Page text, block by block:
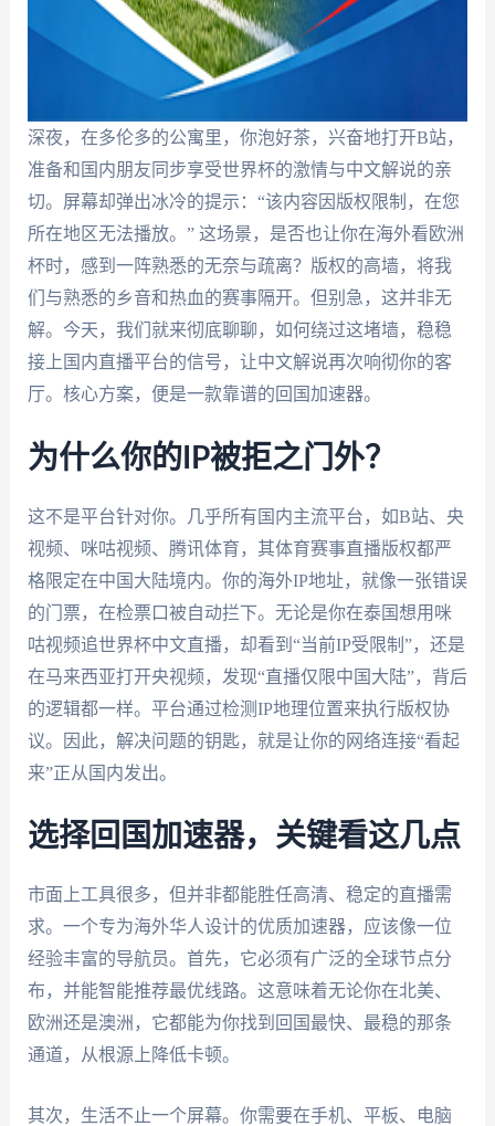
深夜，在多伦多的公寓里，你泡好茶，兴奋地打开B站，
准备和国内朋友同步享受世界杯的激情与中文解说的亲
切。屏幕却弹出冰冷的提示：“该内容因版权限制，在您
所在地区无法播放。” 这场景，是否也让你在海外看欧洲
杯时，感到一阵熟悉的无奈与疏离？版权的高墙，将我
们与熟悉的乡音和热血的赛事隔开。但别急，这并非无
解。今天，我们就来彻底聊聊，如何绕过这堵墙，稳稳
接上国内直播平台的信号，让中文解说再次响彻你的客
厅。核心方案，便是一款靠谱的回国加速器。
为什么你的IP被拒之门外？
这不是平台针对你。几乎所有国内主流平台，如B站、央
视频、咪咕视频、腾讯体育，其体育赛事直播版权都严
格限定在中国大陆境内。你的海外IP地址，就像一张错误
的门票，在检票口被自动拦下。无论是你在泰国想用咪
咕视频追世界杯中文直播，却看到“当前IP受限制”，还是
在马来西亚打开央视频，发现“直播仅限中国大陆”，背后
的逻辑都一样。平台通过检测IP地理位置来执行版权协
议。因此，解决问题的钥匙，就是让你的网络连接“看起
来”正从国内发出。
选择回国加速器，关键看这几点
市面上工具很多，但并非都能胜任高清、稳定的直播需
求。一个专为海外华人设计的优质加速器，应该像一位
经验丰富的导航员。首先，它必须有广泛的全球节点分
布，并能智能推荐最优线路。这意味着无论你在北美、
欧洲还是澳洲，它都能为你找到回国最快、最稳的那条
通道，从根源上降低卡顿。
其次，生活不止一个屏幕。你需要在手机、平板、电脑